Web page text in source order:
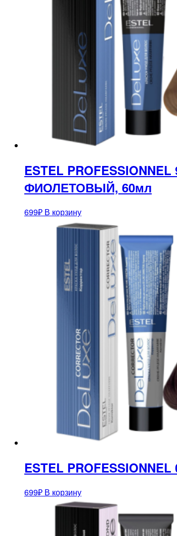
ESTEL
ФИОЛЕТОВЫЙ, 60мл
699₽ В корзину
ESTEL
699₽ В корзину